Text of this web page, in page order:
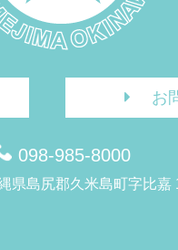
お
098-985-8000
県島尻郡久米島町字比嘉